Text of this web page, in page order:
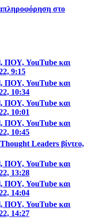
στο
ΠΟΥ, YouTube και
9:15
ΠΟΥ, YouTube και
10:34
ΠΟΥ, YouTube και
10:01
ΠΟΥ, YouTube και
10:45
Leaders βίντεο,
ΠΟΥ, YouTube και
13:28
ΠΟΥ, YouTube και
14:04
ΠΟΥ, YouTube και
14:27